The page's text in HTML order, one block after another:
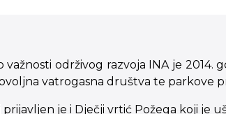
važnosti održivog razvoja INA je
vatrogasna društva te parkove
je i Dječji vrtić Požega koji je